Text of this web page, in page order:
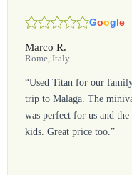
Google
Marco R.
Rome, Italy
“Used Titan for our
trip to Malaga. The
was perfect for us and the
kids. Great price too.”